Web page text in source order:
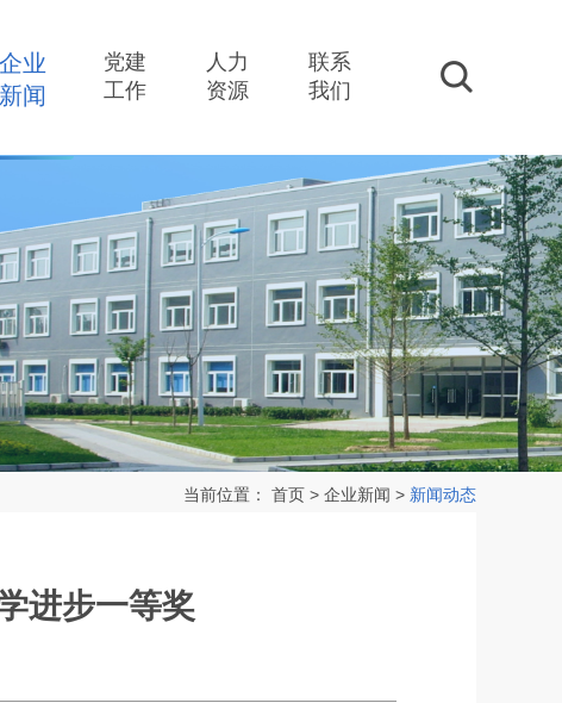
搜索
企业
新闻
党建
工作
人力
资源
联系
我们
当前位置： 首页 > 企业新闻 > 新闻动态
进步一等奖